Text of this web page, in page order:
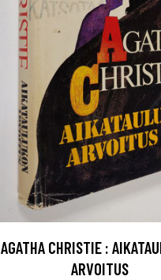
AGATHA CHRISTIE :
ARVOITUS